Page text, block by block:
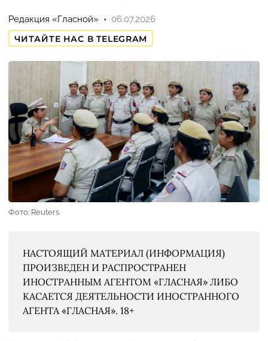
Редакция «Гласной»
06.07.2026
ЧИТАЙТЕ НАС В TELEGRAM
Фото: Reuters
НАСТОЯЩИЙ МАТЕРИАЛ (ИНФОРМАЦИЯ)
ПРОИЗВЕДЕН И РАСПРОСТРАНЕН
ИНОСТРАННЫМ АГЕНТОМ «ГЛАСНАЯ» ЛИБО
КАСАЕТСЯ ДЕЯТЕЛЬНОСТИ ИНОСТРАННОГО
АГЕНТА «ГЛАСНАЯ». 18+